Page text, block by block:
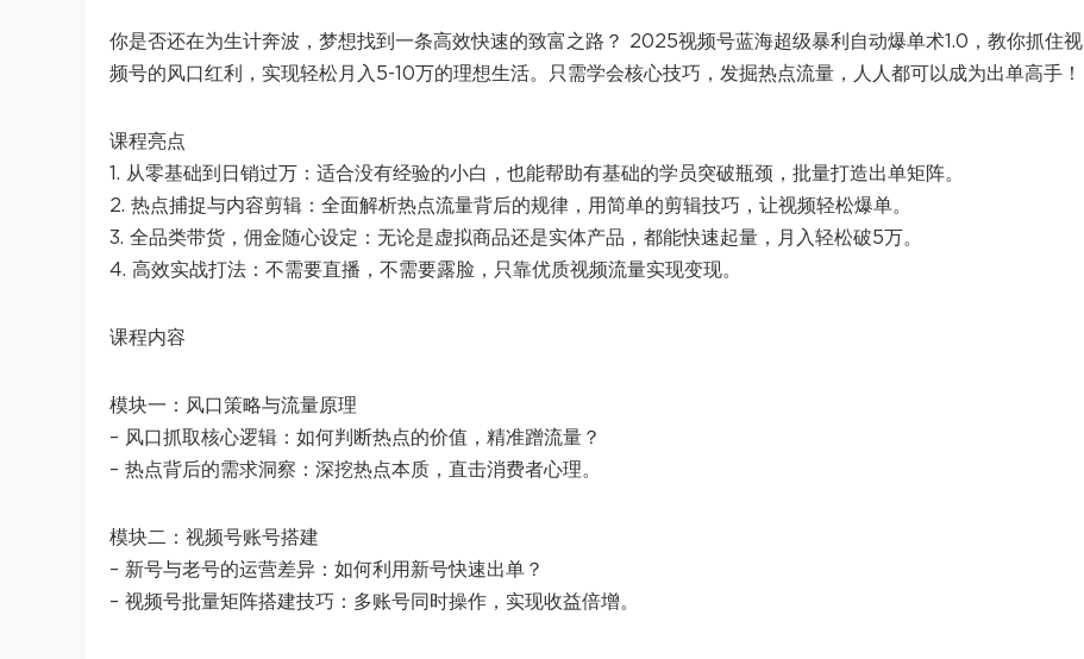
你是否还在为生计奔波，梦想找到一条高效快速的致富之路？ 2025视频号蓝海超级暴利自动爆单术1.0，教你抓住视
频号的风口红利，实现轻松月入5-10万的理想生活。只需学会核心技巧，发掘热点流量，人人都可以成为出单高手！
课程亮点
1. 从零基础到日销过万：适合没有经验的小白，也能帮助有基础的学员突破瓶颈，批量打造出单矩阵。
2. 热点捕捉与内容剪辑：全面解析热点流量背后的规律，用简单的剪辑技巧，让视频轻松爆单。
3. 全品类带货，佣金随心设定：无论是虚拟商品还是实体产品，都能快速起量，月入轻松破5万。
4. 高效实战打法：不需要直播，不需要露脸，只靠优质视频流量实现变现。
课程内容
模块一：风口策略与流量原理
– 风口抓取核心逻辑：如何判断热点的价值，精准蹭流量？
– 热点背后的需求洞察：深挖热点本质，直击消费者心理。
模块二：视频号账号搭建
– 新号与老号的运营差异：如何利用新号快速出单？
– 视频号批量矩阵搭建技巧：多账号同时操作，实现收益倍增。